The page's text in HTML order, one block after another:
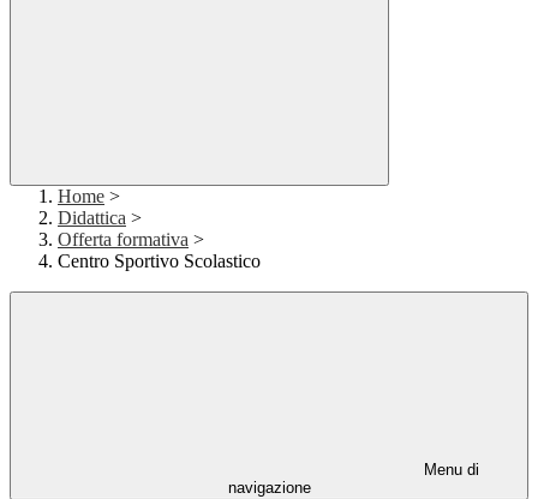
Home >
Didattica >
Offerta formativa >
Centro Sportivo Scolastico
Menu di
navigazione